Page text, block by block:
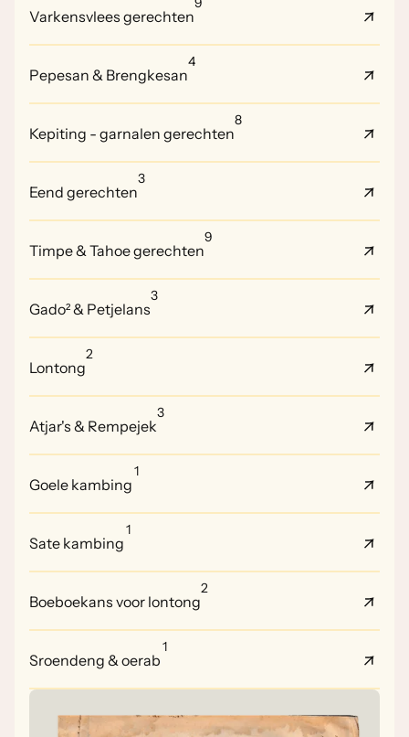
Varkensvlees gerechten
Pepesan & Brengkesan
4
Kepiting - garnalen gerechten
8
Eend gerechten
3
Timpe & Tahoe gerechten
9
Gado² & Petjelans
3
Lontong
2
Atjar's & Rempejek
3
Goele kambing
1
Sate kambing
1
Boeboekans voor lontong
2
Sroendeng & oerab
1